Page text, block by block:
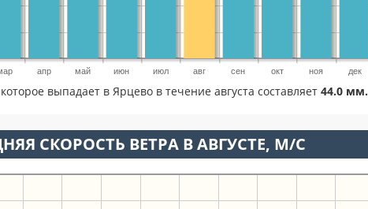
апр май июн июл авг сен окт ноя дек
выпадает в Ярцево в течение августа составляет 44.0 мм.
СКОРОСТЬ ВЕТРА В АВГУСТЕ, М/С